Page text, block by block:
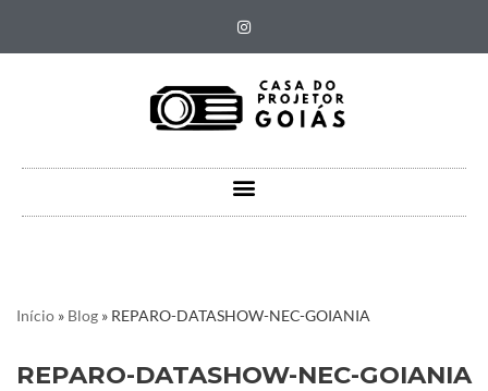
Pular
Início » Blog » REPARO-DATASHOW-NEC-GOIANIA
REPARO-DATASHOW-NEC-GOIANIA